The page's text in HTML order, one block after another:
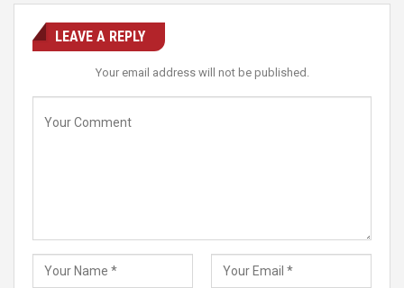
LEAVE A REPLY
Your email address will not be published.